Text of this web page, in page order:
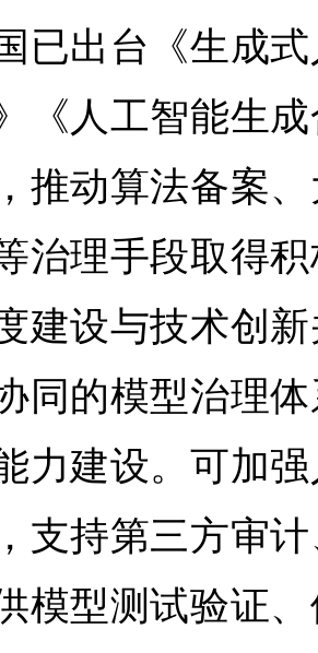
已出台《生成
《人工智能生
推动算法备案
治理手段取得
建设与技术创
同的模型治理
力建设。可加
支持第三方审
模型测试验证